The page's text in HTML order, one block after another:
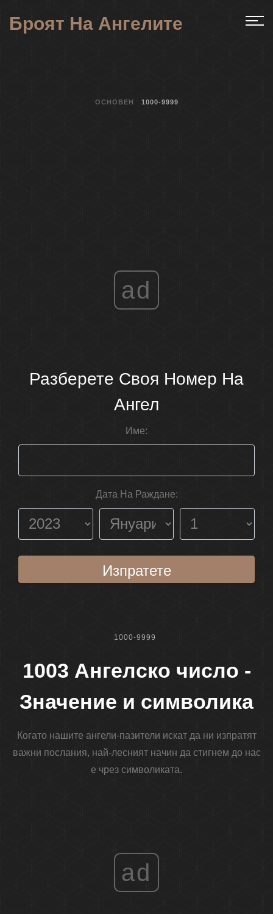
Броят На Ангелите
ОСНОВЕН 1000-9999
ad
Разберете Своя Номер На
Ангел
Име:
Дата На Раждане:
Изпратете
1000-9999
1003 Ангелско число -
Значение и символика
Когато нашите ангели-пазители искат да ни изпратят
важни послания, най-лесният начин да стигнем до нас
е чрез символиката.
ad